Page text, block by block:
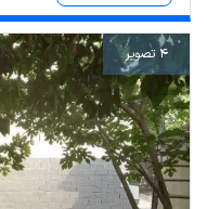
4 تصویر